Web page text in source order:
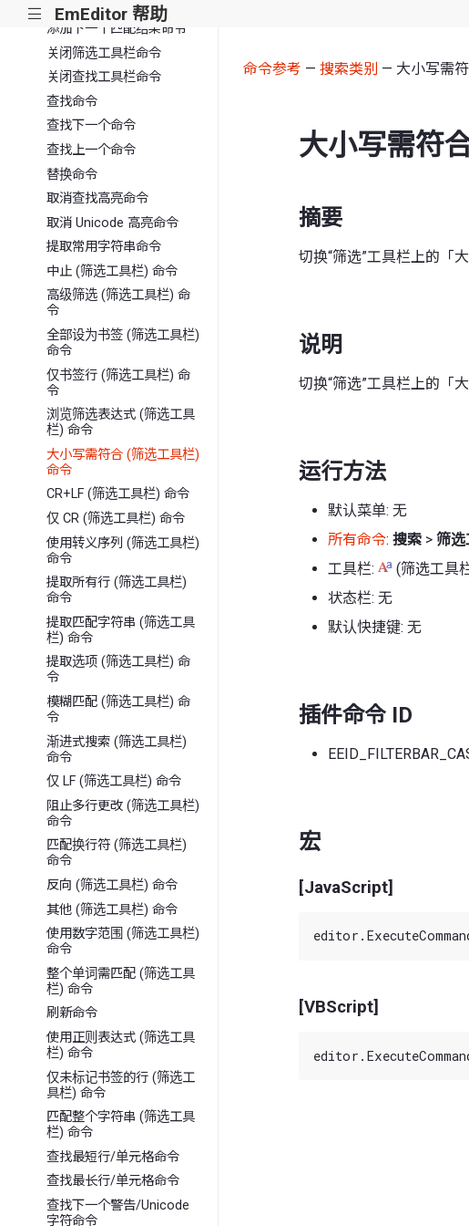
||| EmEditor 帮助
添加下下个匹配结果命令
添加下一个匹配结果命令
关闭筛选工具栏命令
关闭查找工具栏命令
查找命令
查找下一个命令
查找上一个命令
替换命令
取消查找高亮命令
取消 Unicode 高亮命令
提取常用字符串命令
中止 (筛选工具栏) 命令
高级筛选 (筛选工具栏) 命
令
全部设为书签 (筛选工具栏)
命令
仅书签行 (筛选工具栏) 命
令
浏览筛选表达式 (筛选工具
栏) 命令
大小写需符合 (筛选工具栏)
命令
CR+LF (筛选工具栏) 命令
仅 CR (筛选工具栏) 命令
使用转义序列 (筛选工具栏)
命令
提取所有行 (筛选工具栏)
命令
提取匹配字符串 (筛选工具
栏) 命令
提取选项 (筛选工具栏) 命
令
模糊匹配 (筛选工具栏) 命
令
渐进式搜索 (筛选工具栏)
命令
仅 LF (筛选工具栏) 命令
阻止多行更改 (筛选工具栏)
命令
匹配换行符 (筛选工具栏)
命令
反向 (筛选工具栏) 命令
其他 (筛选工具栏) 命令
使用数字范围 (筛选工具栏)
命令
整个单词需匹配 (筛选工具
栏) 命令
刷新命令
使用正则表达式 (筛选工具
栏) 命令
仅未标记书签的行 (筛选工
具栏) 命令
匹配整个字符串 (筛选工具
栏) 命令
查找最短行/单元格命令
查找最长行/单元格命令
查找下一个警告/Unicode
字符命令
命令参考 — 搜索类别 — 大小写需
大小写需符
摘要
切换“筛选”工具栏上的「
说明
切换“筛选”工具栏上的「
运行方法
默认菜单: 无
所有命令: 搜索 > 筛选
工具栏:
(筛选工具
状态栏: 无
默认快捷键: 无
插件命令 ID
宏
[JavaScript]
[VBScript]